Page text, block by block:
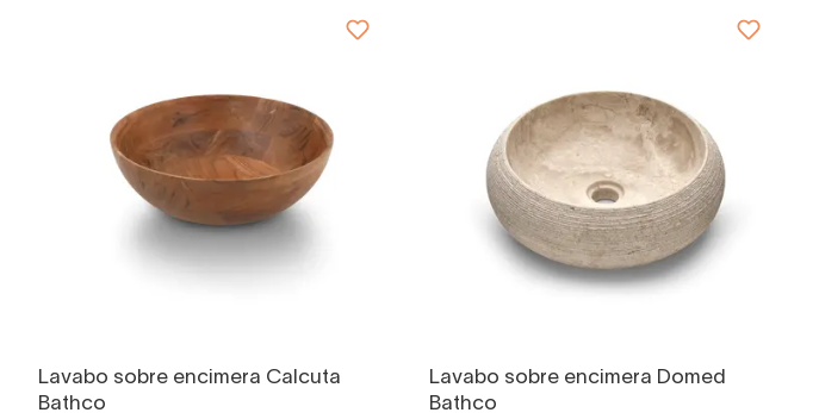
Lavabo sobre encimera Calcuta
Bathco
Lavabo sobre encimera Domed
Bathco